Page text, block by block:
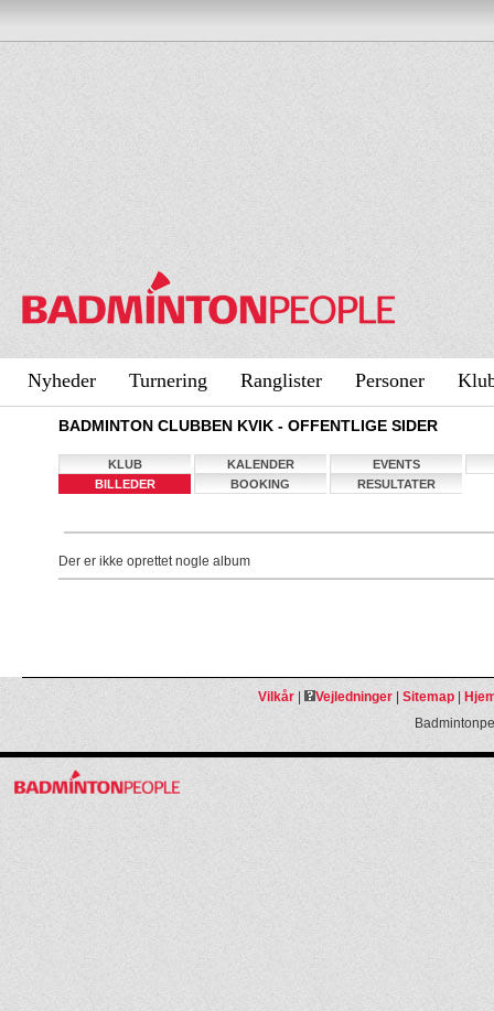
Nyheder Turnering Ranglister Personer
BADMINTON CLUBBEN KVIK - OFFENTLIGE SIDER
KLUB KALENDER
EVENTS
BILLEDER
BOOKING RESULTATER
Der er ikke oprettet nogle album
Vilkår| Vejledninger| Sitemap|